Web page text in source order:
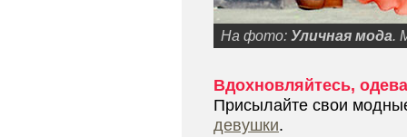
На фото: Уличная мода.
Вдохновляйтесь,
Присылайте свои
девушки.